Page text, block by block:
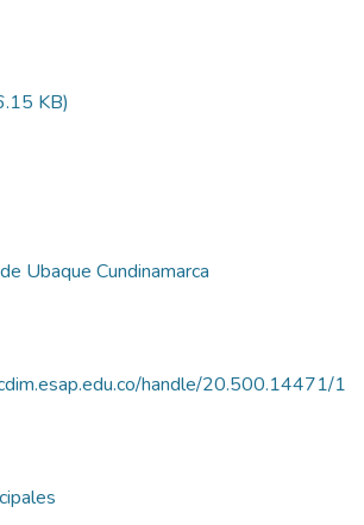
KB)
Ubaque Cundinamarca
handle/20.500.14471/1